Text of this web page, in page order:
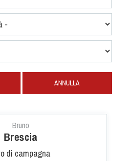
ANNULLA
Bruno
Brescia
di campagna
Statuto e Regolamenti
Circolari
Federazione Trasparente
Tesserati
Referenti e gruppi di lavoro regionali
Scuole Federali
Tecnici